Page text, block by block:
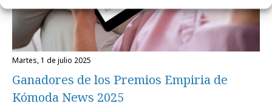
martes, 1 de julio 2025
Ganadores de los Premios Empiria de
Kómoda News 2025